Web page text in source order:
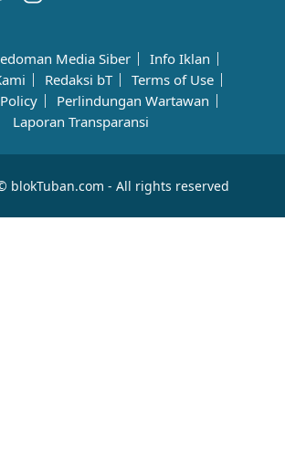
Media Siber
Info Iklan
Redaksi bT
Terms of Use
Perlindungan Wartawan
Laporan Transparansi
blokTuban.com - All rights reserved